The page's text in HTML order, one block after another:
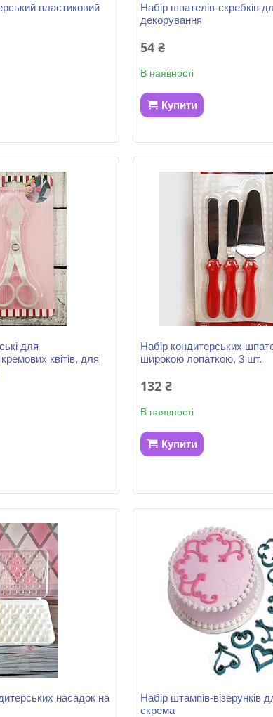
пластиковий
Набір шпателів-скребків
декорування
54 ₴
В наявності
Купити
для
квітів, для
Набір кондитерських
широкою лопаткою, 3 шт.
132 ₴
В наявності
Купити
насадок на
Набір штампів-візерунків
скрема